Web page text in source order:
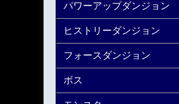
パワーアップダンジョン
ヒストリーダンジョン
フォースダンジョン
ボス